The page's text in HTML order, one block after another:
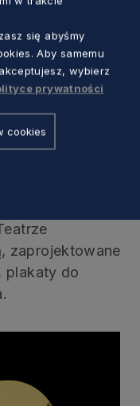
odbywa się
Industry,
oraz
można dwie
Gdyńskiego
jest wystawa
Starskiego.
zaprojektowane
plakaty do
się abyśmy
Aby samemu
wybierz
prywatności
cookies